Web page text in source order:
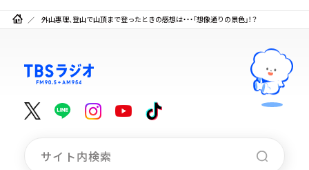
外山惠理、登山で山頂まで登ったときの感想は・・・「想像通りの景色」！？